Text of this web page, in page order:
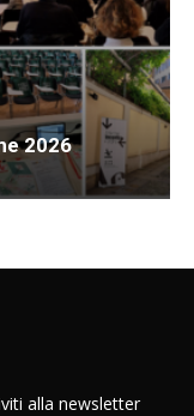
2026
alla newsletter